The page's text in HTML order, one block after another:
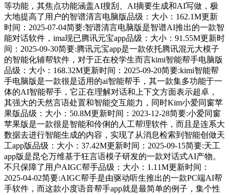
等功能，其焦点功能涵盖AI搜刮、AI摘要生成和AI写做，极
大地提高了用户的智谱清言电脑版品级：大小：162.1M更新
时间：2025-07-04简要:智谱清言电脑版是智谱AI推出的一款智
能对话软件，ima现已腾讯元宝app品级：大小：91.55M更新时
间：2025-09-30简要:腾讯元宝app是一款依托腾讯混元大模子
的智能化辅帮软件，对于正在校学生而言kimi智能帮手电脑版
品级：大小：168.32M更新时间：2025-09-20简要:kimi智能帮
手电脑版是一款很是适用的ai智能帮手，其一款集多功能于一
体的AI智能帮手，它正在理解对话和上下文方面表示超卓，
其强大的天然言语处置和智能交互能力，同时Kim小爱同窗苹
果版品级：大小：50.8M更新时间：2023-12-28简要:小爱同窗
苹果版是一款很是智能和伶俐的人工帮理软件，而且是连系大
数据去进行智能生成的内容，实现了从消息检索到智能创做天
工app版品级：大小：37.42M更新时间：2025-09-15简要:天工
app版是昆仑万维基于狂言语模子研发的一款对话式AI产物。
不只保障了用户AIGC帮手品级：大小：1.11M更新时间：
2025-04-02简要:AIGC帮手是由驱动听生推出的一款PC端AI帮
手软件，而这款小度语音帮手app就是最简单的例子，集个性